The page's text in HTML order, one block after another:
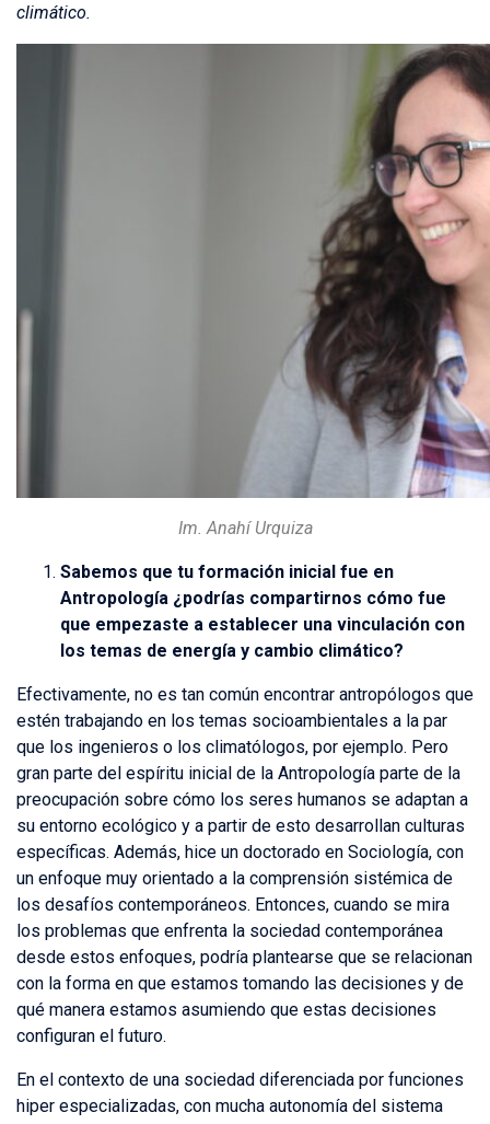
climático.
Im. Anahí Urquiza
Sabemos que tu formación inicial fue en
Antropología ¿podrías compartirnos cómo fue
que empezaste a establecer una vinculación con
los temas de energía y cambio climático?
Efectivamente, no es tan común encontrar antropólogos que
estén trabajando en los temas socioambientales a la par
que los ingenieros o los climatólogos, por ejemplo. Pero
gran parte del espíritu inicial de la Antropología parte de la
preocupación sobre cómo los seres humanos se adaptan a
su entorno ecológico y a partir de esto desarrollan culturas
específicas. Además, hice un doctorado en Sociología, con
un enfoque muy orientado a la comprensión sistémica de
los desafíos contemporáneos. Entonces, cuando se mira
los problemas que enfrenta la sociedad contemporánea
desde estos enfoques, podría plantearse que se relacionan
con la forma en que estamos tomando las decisiones y de
qué manera estamos asumiendo que estas decisiones
configuran el futuro.
En el contexto de una sociedad diferenciada por funciones
hiper especializadas, con mucha autonomía del sistema